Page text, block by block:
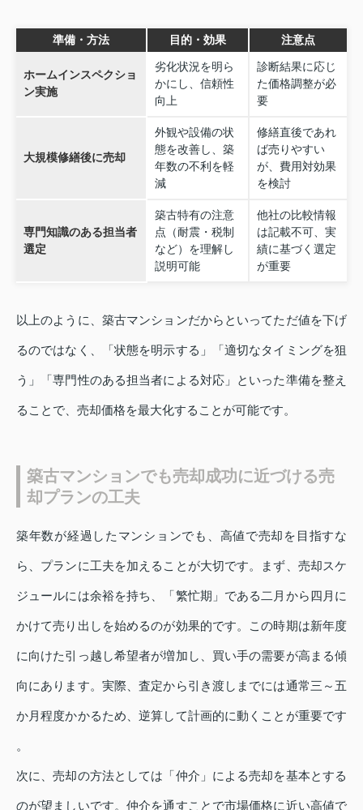
準備・方法 目的・効果 注意点
ホームインスペクショ
ン実施
劣化状況を明ら
かにし、信頼性
向上
診断結果に応じ
た価格調整が必
要
大規模修繕後に売却
外観や設備の状
態を改善し、築
年数の不利を軽
減
修繕直後であれ
ば売りやすい
が、費用対効果
を検討
専門知識のある担当者
選定
築古特有の注意
点（耐震・税制
など）を理解し
説明可能
他社の比較情報
は記載不可、実
績に基づく選定
が重要
以上のように、築古マンションだからといってただ値を下げ
るのではなく、「状態を明示する」「適切なタイミングを狙
う」「専門性のある担当者による対応」といった準備を整え
ることで、売却価格を最大化することが可能です。
築古マンションでも売却成功に近づける売
却プランの工夫
築年数が経過したマンションでも、高値で売却を目指すな
ら、プランに工夫を加えることが大切です。まず、売却スケ
ジュールには余裕を持ち、「繁忙期」である二月から四月に
かけて売り出しを始めるのが効果的です。この時期は新年度
に向けた引っ越し希望者が増加し、買い手の需要が高まる傾
向にあります。実際、査定から引き渡しまでには通常三～五
か月程度かかるため、逆算して計画的に動くことが重要です
。
次に、売却の方法としては「仲介」による売却を基本とする
のが望ましいです。仲介を通すことで市場価格に近い高値で